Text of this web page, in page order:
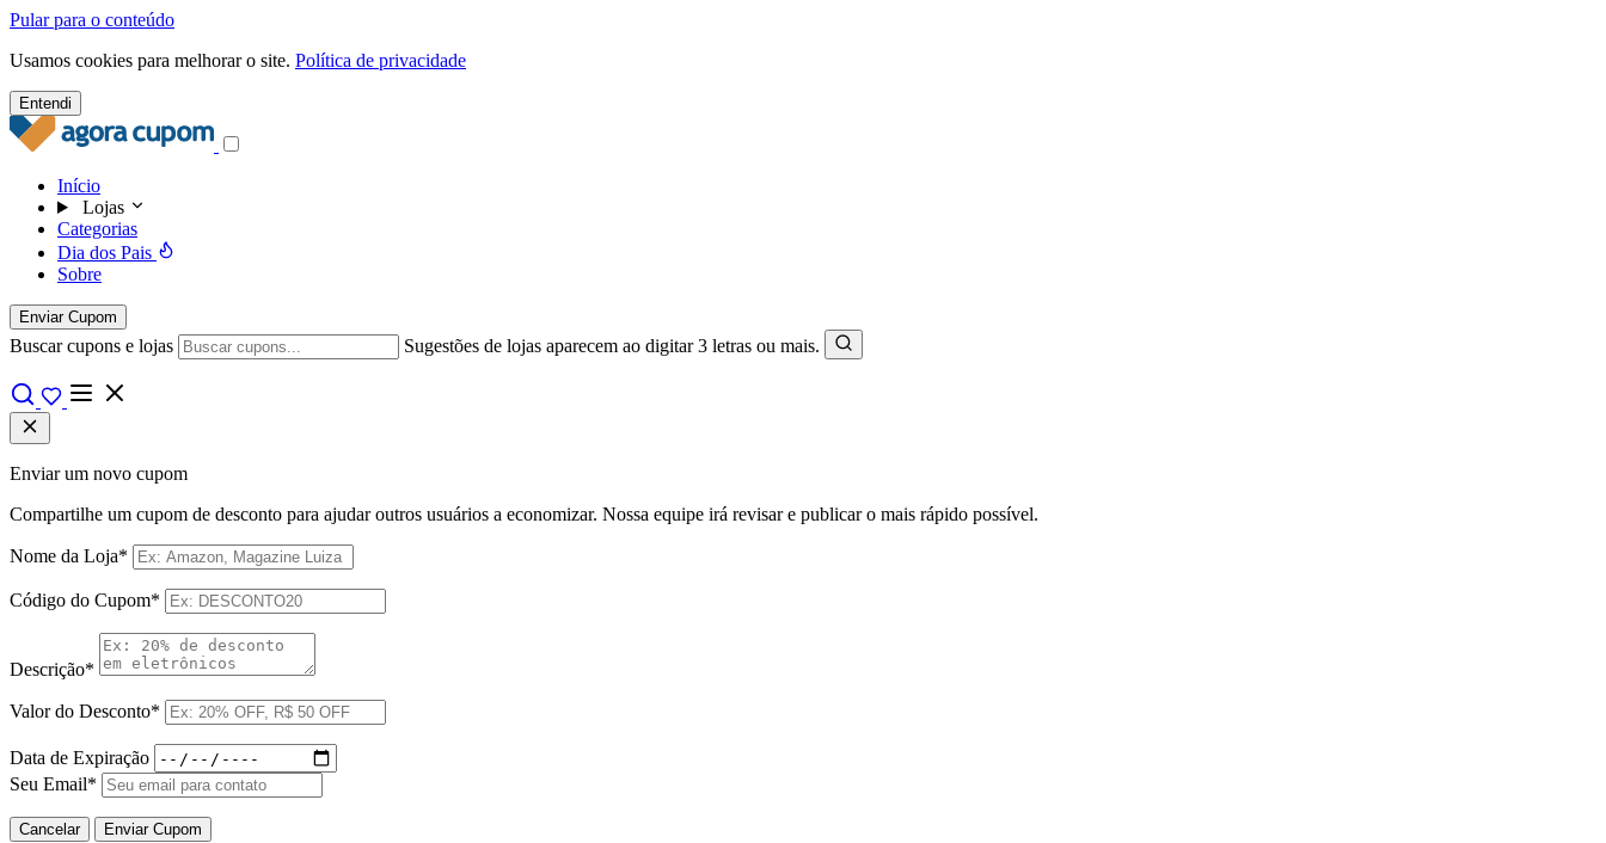
Pular para o conteúdo
Usamos cookies para melhorar o site. Política de privacidade
Entendi
Início
Lojas
Categorias
Dia dos Pais
Sobre
Enviar Cupom
Buscar cupons e lojas Sugestões de lojas aparecem ao digitar 3 letras ou mais.
Enviar um novo cupom
Compartilhe um cupom de desconto para ajudar outros usuários a economizar. Nossa equipe irá revisar e publicar o mais rápido possível.
Nome da Loja*
Código do Cupom*
Descrição*
Valor do Desconto*
Data de Expiração
Seu Email*
Cancelar Enviar Cupom